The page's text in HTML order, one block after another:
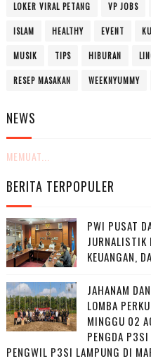
LOKER VIRAL PETANG VP JOBS
ISLAM HEALTHY EVENT
MUSIK TIPS HIBURAN
RESEP MASAKAN WEEKNYUMMY
NEWS
MEMUAT...
BERITA TERPOPULER
PWI PUSAT
JURNALISTIK
KEUANGAN,
JAHANAM
LOMBA
MINGGU 02
PENGDA
PENGWIL P3SI LAMPUNG DI